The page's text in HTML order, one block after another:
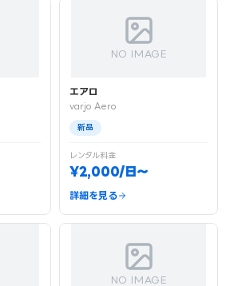
NO IMAGE
エアロ
varjo Aero
新品
レンタル料金
¥2,000/日〜
詳細を見る
NO IMAGE